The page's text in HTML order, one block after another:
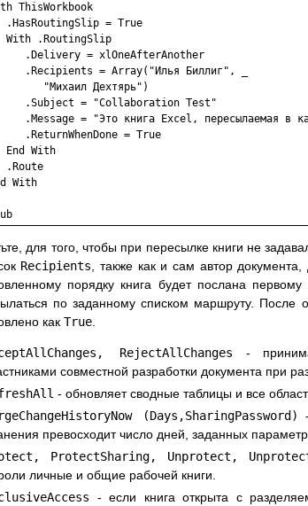
ThisWorkbook
.HasRoutingSlip = True
With .RoutingSlip
.Delivery = xlOneAfterAnother
.Recipients = Array("Илья Биллиг", _
"Михаил Дехтярь")
.Subject = "Collaboration Test"
.Message = "Это книга Excel, пересылаемая в
.ReturnWhenDone = True
End With
.Route
With
для того, чтобы при пересылке книги не
Recipients , также как и сам автор
порядку книга будет послана
по заданному списком маршруту. После
как True
RejectAllChanges -
совместной разработки документа при
- обновляет сводные таблицы и все
(Days,SharingPassword)
превосходит число дней, заданных
ProtectSharing, Unprotect,
личные и общие рабочей книги.
- если книга открыта с